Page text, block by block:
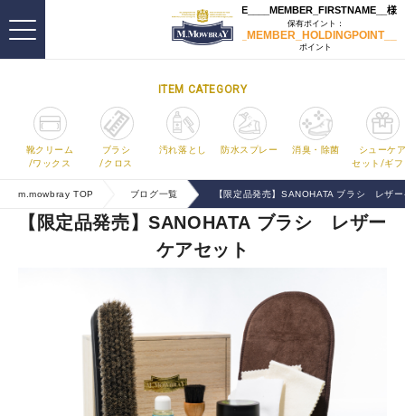
ITEM CATEGORY
靴クリーム
/ワックス
ブラシ
/クロス
汚れ落とし 防水スプレー 消臭・除菌
シューケ
セット/ギフ
m.mowbray TOP ブログ一覧 【限定品発売】SANOHATA ブラシ レザ
【限定品発売】SANOHATA ブラシ レザー
ケアセット